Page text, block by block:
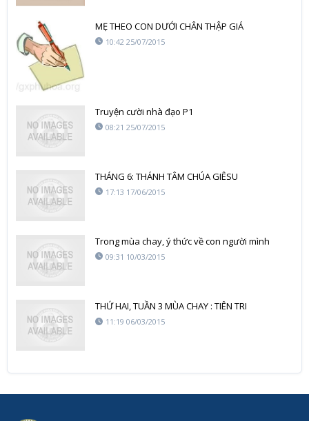
MẸ THEO CON DƯỚI CHÂN THẬP GIÁ
10:42 25/07/2015
Truyện cười nhà đạo P1
08:21 25/07/2015
THÁNG 6: THÁNH TÂM CHÚA GIÊSU
17:13 17/06/2015
Trong mùa chay, ý thức về con người mình
09:31 10/03/2015
THỨ HAI, TUẦN 3 MÙA CHAY : TIÊN TRI
11:19 06/03/2015